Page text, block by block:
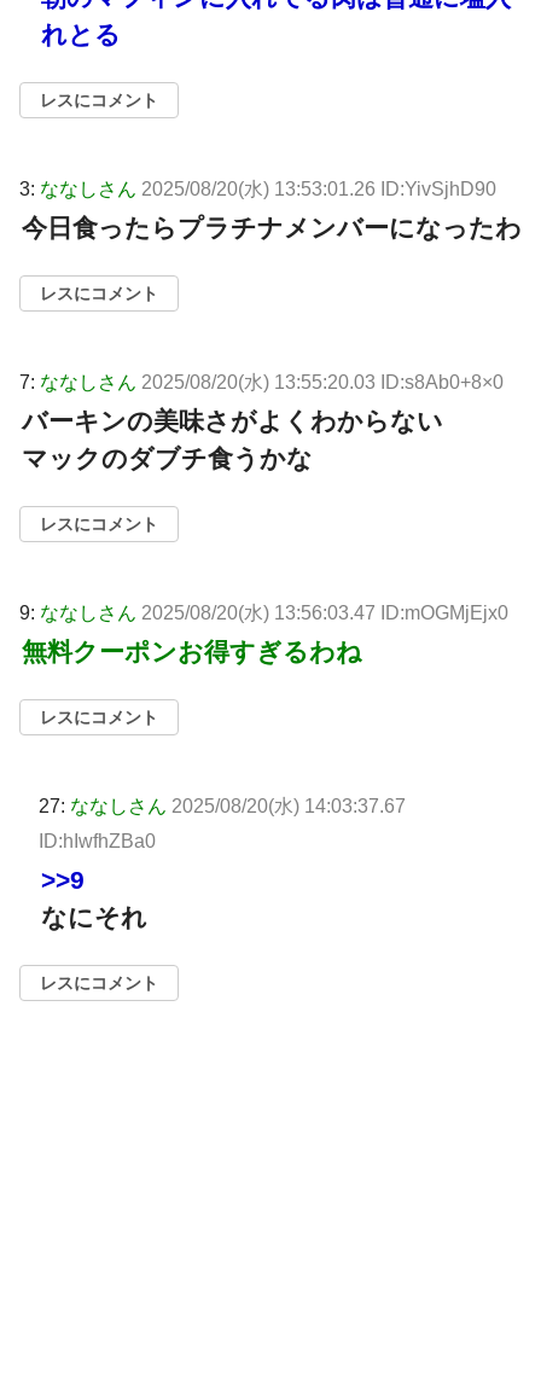
れとる
レスにコメント
3: ななしさん 2025/08/20(水) 13:53:01.26 ID:YivSjhD90
今日食ったらプラチナメンバーになったわ
レスにコメント
7: ななしさん 2025/08/20(水) 13:55:20.03 ID:s8Ab0+8×0
バーキンの美味さがよくわからない
マックのダブチ食うかな
レスにコメント
9: ななしさん 2025/08/20(水) 13:56:03.47 ID:mOGMjEjx0
無料クーポンお得すぎるわね
レスにコメント
27: ななしさん 2025/08/20(水) 14:03:37.67
ID:hIwfhZBa0
>>9
なにそれ
レスにコメント